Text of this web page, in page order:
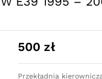
500 zł
Przekładnia